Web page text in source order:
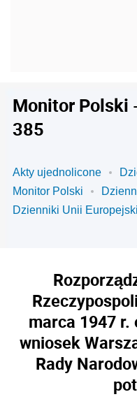
Monitor Polski
385
Akty ujednolicone
Monitor Polski
Dzienniki Unii
marca 1947 r.
wniosek
Rady